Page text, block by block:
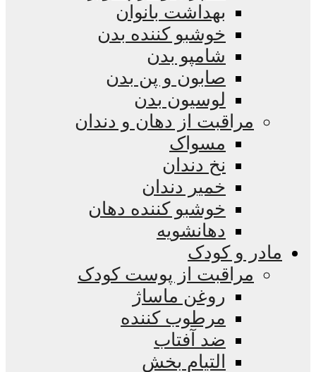
بهداشت بانوان
خوشبو کننده بدن
شامپو بدن
صابون و پن بدن
لوسیون بدن
مراقبت از دهان و دندان
مسواک
نخ دندان
خمیر دندان
خوشبو کننده دهان
دهانشویه
مادر و کودک
مراقبت از پوست کودک
روغن ماساژ
مرطوب کننده
ضد آفتاب
التیام بخش